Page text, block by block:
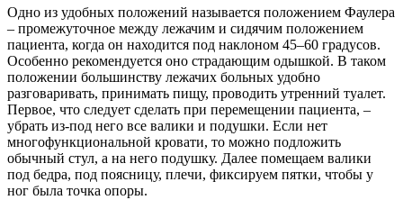
Одно из удобных положений называется положением Фаулера
– промежуточное между лежачим и сидячим положением
пациента, когда он находится под наклоном 45–60 градусов.
Особенно рекомендуется оно страдающим одышкой. В таком
положении большинству лежачих больных удобно
разговаривать, принимать пищу, проводить утренний туалет.
Первое, что следует сделать при перемещении пациента, –
убрать из-под него все валики и подушки. Если нет
многофункциональной кровати, то можно подложить
обычный стул, а на него подушку. Далее помещаем валики
под бедра, под поясницу, плечи, фиксируем пятки, чтобы у
ног была точка опоры.